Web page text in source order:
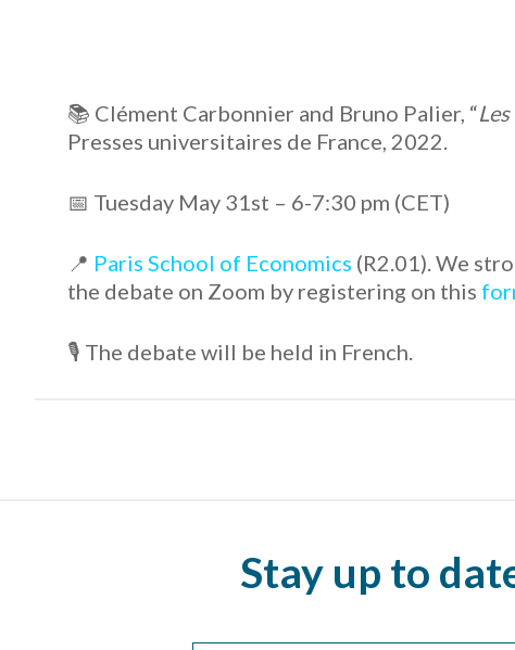
📚 Clément Carbonnier and Bruno Palier, “
Presses universitaires de France, 2022.
📅 Tuesday May 31st – 6-7:30 pm (CET)
📍 Paris School of Economics (R2.01). We
the debate on Zoom by registering on this
🎙 The debate will be held in French.
Stay up to